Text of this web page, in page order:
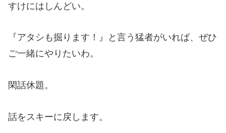
すけにはしんどい。
『アタシも掘ります！』と言う猛者がいれば、ぜひ
ご一緒にやりたいわ。
閑話休題。
話をスキーに戻します。